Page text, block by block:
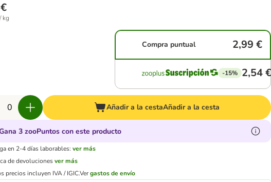
kg
Compra puntual 2,99 €
-15% 2,54
Añadir a la cestaAñadir a la cesta
3 zooPuntos con este producto
en 2-4 días laborables: ver más
de devoluciones ver más
precios incluyen IVA / IGIC.Vergastos de envío